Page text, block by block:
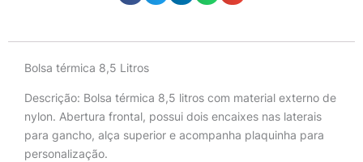
Bolsa térmica 8,5 Litros
Descrição: Bolsa térmica 8,5 litros com material externo de
nylon. Abertura frontal, possui dois encaixes nas laterais
para gancho, alça superior e acompanha plaquinha para
personalização.